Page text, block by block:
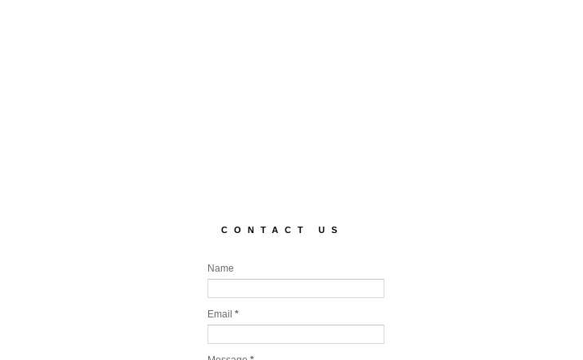
CONTACT US
Name
Email *